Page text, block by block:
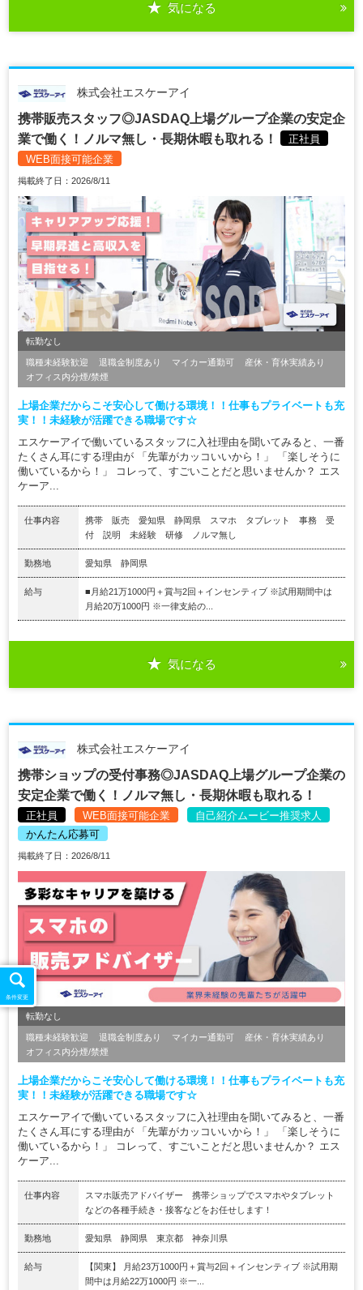
気になる
株式会社エスケーアイ
携帯販売スタッフ◎JASDAQ上場グループ企業の安定企
業で働く！ノルマ無し・長期休暇も取れる！
正社員
WEB面接可能企業
掲載終了日：2026/8/11
転勤なし
職種未経験歓迎 退職金制度あり マイカー通勤可
産休・育休実績あり
オフィス内分煙/禁煙
上場企業だからこそ安心して働ける環境！！仕事もプライベートも充
実！！未経験が活躍できる職場です☆
エスケーアイで働いているスタッフに入社理由を聞いてみると、一番
たくさん耳にする理由が 「先輩がカッコいいから！」 「楽しそうに
働いているから！」 コレって、すごいことだと思いませんか？ エス
ケーア...
仕事内容
携帯 販売 愛知県 静岡県 スマホ タブレット 事務 受
付 説明 未経験 研修 ノルマ無し
勤務地 愛知県 静岡県
給与
■月給21万1000円＋賞与2回＋インセンティブ ※試用期間中は
月給20万1000円 ※一律支給の...
気になる
株式会社エスケーアイ
携帯ショップの受付事務◎JASDAQ上場グループ企業の
安定企業で働く！ノルマ無し・長期休暇も取れる！
正社員 WEB面接可能企業
自己紹介ムービー推奨求人
かんたん応募可
掲載終了日：2026/8/11
転勤なし
職種未経験歓迎 退職金制度あり マイカー通勤可
産休・育休実績あり
オフィス内分煙/禁煙
上場企業だからこそ安心して働ける環境！！仕事もプライベートも充
実！！未経験が活躍できる職場です☆
エスケーアイで働いているスタッフに入社理由を聞いてみると、一番
たくさん耳にする理由が 「先輩がカッコいいから！」 「楽しそうに
働いているから！」 コレって、すごいことだと思いませんか？ エス
ケーア...
仕事内容
スマホ販売アドバイザー 携帯ショップでスマホやタブレット
などの各種手続き・接客などをお任せします！
勤務地 愛知県 静岡県 東京都 神奈川県
給与
【関東】 月給23万1000円＋賞与2回＋インセンティブ ※試用期
間中は月給22万1000円 ※一...
条件変更